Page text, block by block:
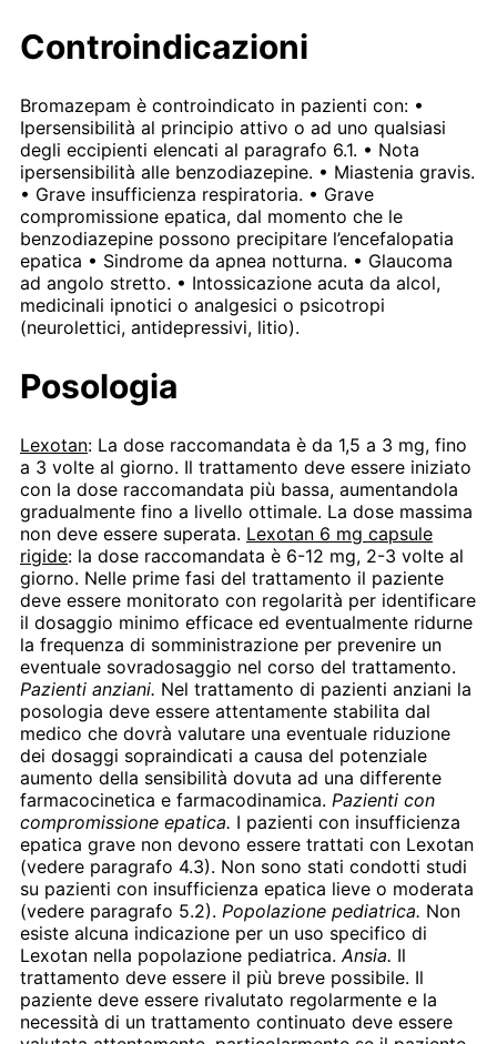
Controindicazioni
Bromazepam è controindicato in pazienti con: •
Ipersensibilità al principio attivo o ad uno qualsiasi
degli eccipienti elencati al paragrafo 6.1. • Nota
ipersensibilità alle benzodiazepine. • Miastenia gravis.
• Grave insufficienza respiratoria. • Grave
compromissione epatica, dal momento che le
benzodiazepine possono precipitare l’encefalopatia
epatica • Sindrome da apnea notturna. • Glaucoma
ad angolo stretto. • Intossicazione acuta da alcol,
medicinali ipnotici o analgesici o psicotropi
(neurolettici, antidepressivi, litio).
Posologia
Lexotan: La dose raccomandata è da 1,5 a 3 mg, fino
a 3 volte al giorno. Il trattamento deve essere iniziato
con la dose raccomandata più bassa, aumentandola
gradualmente fino a livello ottimale. La dose massima
non deve essere superata. Lexotan 6 mg capsule
rigide: la dose raccomandata è 6-12 mg, 2-3 volte al
giorno. Nelle prime fasi del trattamento il paziente
deve essere monitorato con regolarità per identificare
il dosaggio minimo efficace ed eventualmente ridurne
la frequenza di somministrazione per prevenire un
eventuale sovradosaggio nel corso del trattamento.
Pazienti anziani. Nel trattamento di pazienti anziani la
posologia deve essere attentamente stabilita dal
medico che dovrà valutare una eventuale riduzione
dei dosaggi sopraindicati a causa del potenziale
aumento della sensibilità dovuta ad una differente
farmacocinetica e farmacodinamica. Pazienti con
compromissione epatica. I pazienti con insufficienza
epatica grave non devono essere trattati con Lexotan
(vedere paragrafo 4.3). Non sono stati condotti studi
su pazienti con insufficienza epatica lieve o moderata
(vedere paragrafo 5.2). Popolazione pediatrica. Non
esiste alcuna indicazione per un uso specifico di
Lexotan nella popolazione pediatrica. Ansia. Il
trattamento deve essere il più breve possibile. Il
paziente deve essere rivalutato regolarmente e la
necessità di un trattamento continuato deve essere